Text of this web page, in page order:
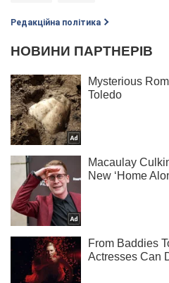
Редакційна політика